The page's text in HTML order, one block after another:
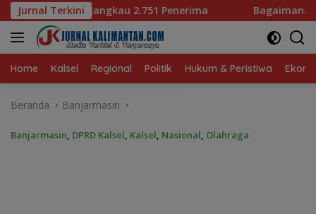
Langsung
ke
konten
Jurnal Terkini
Penerima Bagaimana KIP Hadapi Deepfake dan
Home Kalsel Regional Politik Hukum & Peristiwa
Beranda Banjarmasin
Banjarmasin, DPRD Kalsel, Kalsel, Nasional, Olahraga